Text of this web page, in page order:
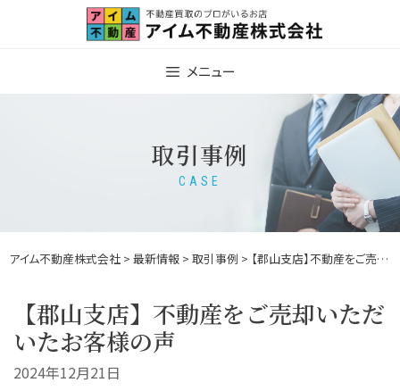
メニュー
取引事例
CASE
アイム不動産株式会社 > 最新情報 > 取引事例 > 【郡山支店】不動産をご売却いただいたお客様の声
【郡山支店】不動産をご売却いただ
いたお客様の声
2024年12月21日